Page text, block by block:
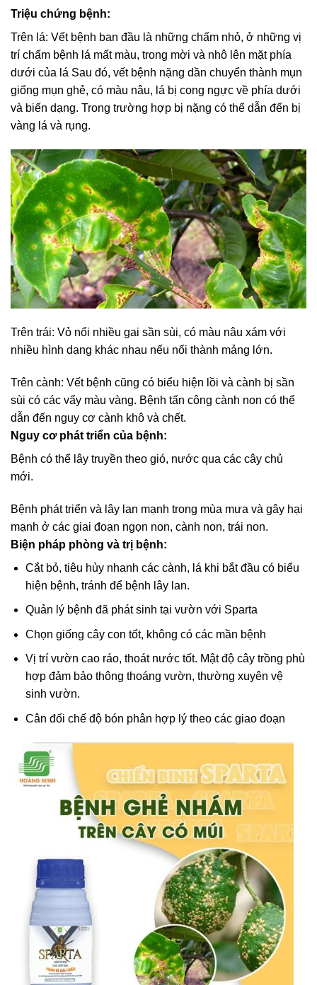
Triệu chứng bệnh:
Trên lá: Vết bệnh ban đầu là những chấm nhỏ, ở những vị
trí chấm bệnh lá mất màu, trong mời và nhô lên mặt phía
dưới của lá Sau đó, vết bệnh nặng dần chuyển thành mụn
giống mụn ghẻ, có màu nâu, lá bị cong ngực về phía dưới
và biến dạng. Trong trường hợp bị nặng có thể dẫn đến bị
vàng lá và rụng.
Trên trái: Vỏ nổi nhiều gai sần sùi, có màu nâu xám với
nhiều hình dạng khác nhau nếu nối thành mảng lớn.
Trên cành: Vết bệnh cũng có biểu hiện lồi và cành bị sần
sùi có các vẩy màu vàng. Bệnh tấn công cành non có thể
dẫn đến nguy cơ cành khô và chết.
Nguy cơ phát triển của bệnh:
Bệnh có thể lây truyền theo gió, nước qua các cây chủ
mới.
Bệnh phát triển và lây lan mạnh trong mùa mưa và gây hại
mạnh ở các giai đoạn ngọn non, cành non, trái non.
Biện pháp phòng và trị bệnh:
Cắt bỏ, tiêu hủy nhanh các cành, lá khi bắt đầu có biểu
hiện bệnh, tránh để bệnh lây lan.
Quản lý bệnh đã phát sinh tại vườn với Sparta
Chọn giống cây con tốt, không có các mần bệnh
Vị trí vườn cao ráo, thoát nước tốt. Mật độ cây trồng phù
hợp đảm bảo thông thoáng vườn, thường xuyên vệ
sinh vườn.
Cân đối chế độ bón phân hợp lý theo các giao đoạn